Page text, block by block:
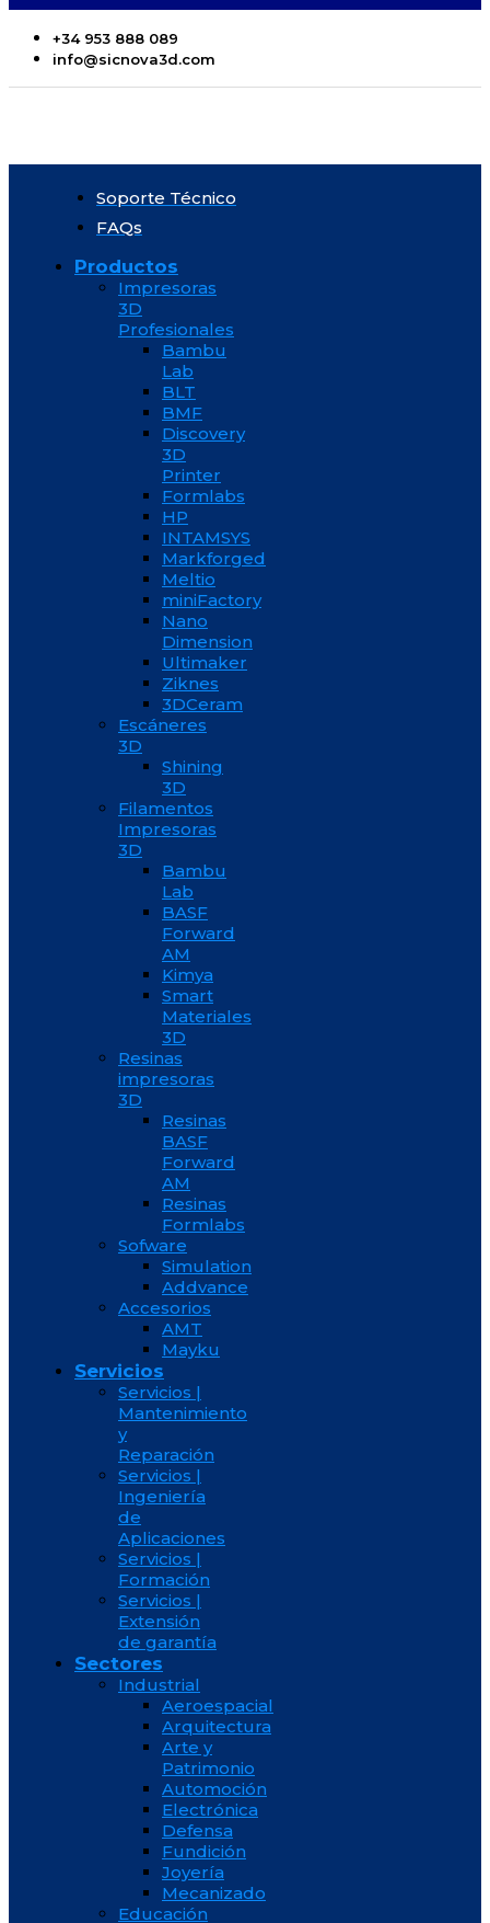
+34 953 888 089
info@sicnova3d.com
Soporte Técnico
FAQs
Productos
Impresoras
3D
Profesionales
Bambu
Lab
BLT
BMF
Discovery
3D
Printer
Formlabs
HP
INTAMSYS
Markforged
Meltio
miniFactory
Nano
Dimension
Ultimaker
Ziknes
3DCeram
Escáneres
3D
Shining
3D
Filamentos
Impresoras
3D
Bambu
Lab
BASF
Forward
AM
Kimya
Smart
Materiales
3D
Resinas
impresoras
3D
Resinas
BASF
Forward
AM
Resinas
Formlabs
Sofware
Simulation
Addvance
Accesorios
AMT
Mayku
Servicios
Servicios |
Mantenimiento
y
Reparación
Servicios |
Ingeniería
de
Aplicaciones
Servicios |
Formación
Servicios |
Extensión
de garantía
Sectores
Industrial
Aeroespacial
Arquitectura
Arte y
Patrimonio
Automoción
Electrónica
Defensa
Fundición
Joyería
Mecanizado
Educación